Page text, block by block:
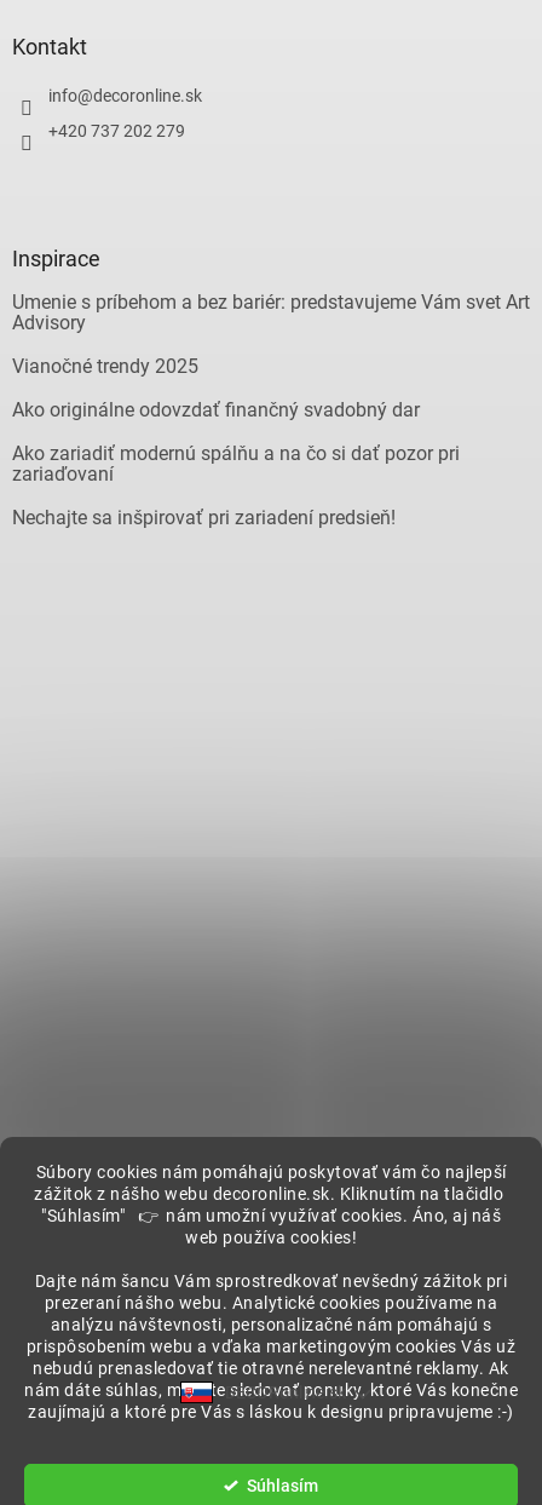
Súbory cookies nám pomáhajú poskytovať vám čo najlepší
zážitok z nášho webu decoronline.sk. Kliknutím na tlačidlo
"Súhlasím" 👉 nám umožní využívať cookies. Áno, aj náš
web používa cookies!
Dajte nám šancu Vám sprostredkovať nevšedný zážitok pri
prezeraní nášho webu. Analytické cookies používame na
analýzu návštevnosti, personalizačné nám pomáhajú s
prispôsobením webu a vďaka marketingovým cookies Vás už
nebudú prenasledovať tie otravné nerelevantné reklamy. Ak
nám dáte súhlas, môžete sledovať ponuky, ktoré Vás konečne
zaujímajú a ktoré pre Vás s láskou k designu pripravujeme :-)
Súhlasím
Kontakt
info@decoronline.sk
+420 737 202 279
Inspirace
Umenie s príbehom a bez bariér: predstavujeme Vám svet Art
Advisory
Vianočné trendy 2025
Ako originálne odovzdať finančný svadobný dar
Ako zariadiť modernú spálňu a na čo si dať pozor pri
zariaďovaní
Nechajte sa inšpirovať pri zariadení predsieň!
Showroom
DECORonline.sk